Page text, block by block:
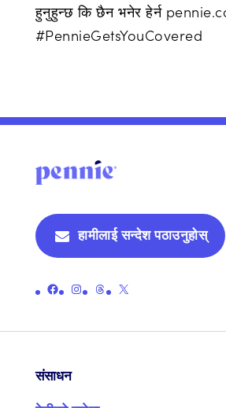
हुनुहुन्छ कि छैन भनेर हेर्न
#PennieGetsYouCovered
हामीलाई सन्देश पठाउनुहोस्
पेनीको आधिकारिक फेसबुक पेजको लिङ्क गर्नुहोस्पेनीको आधिकारिक इन्स्टाग्राम पृष्ठको लिङ्क गर्नुहोस्पेनीको आधिकारिक थ्रेड पृष्ठमा लिङ्क गर्नुहोस्पेनीको आधिकारिक एक्स (पहिले ट्विटर) पृष्ठमा लिङ्क गर्नुहोस्
संसाधन